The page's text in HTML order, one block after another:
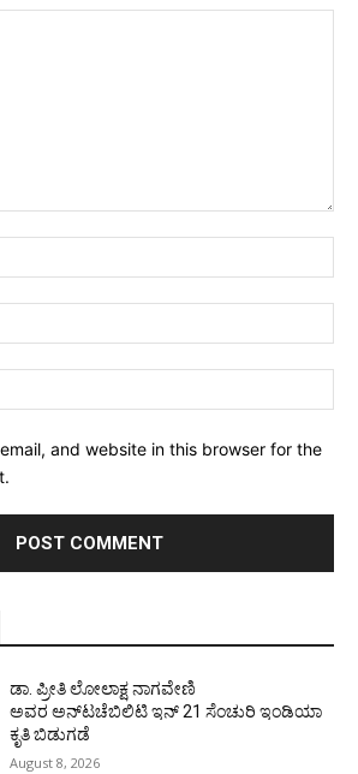
and website in this browser for the
ಡಾ. ಪ್ರೀತಿ ಲೋಲಾಕ್ಷ ನಾಗವೇಣಿ
ಅವರ ಅನ್‌ಟಚೆಬಿಲಿಟಿ ಇನ್ 21 ಸೆಂಚುರಿ ಇಂಡಿಯಾ
ಕೃತಿ ಬಿಡುಗಡೆ
August 8, 2026